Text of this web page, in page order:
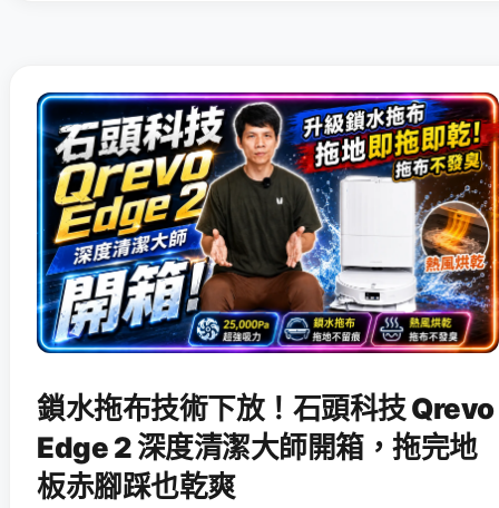
鎖水拖布技術下放！石頭科技 Qrevo
Edge 2 深度清潔大師開箱，拖完地
板赤腳踩也乾爽